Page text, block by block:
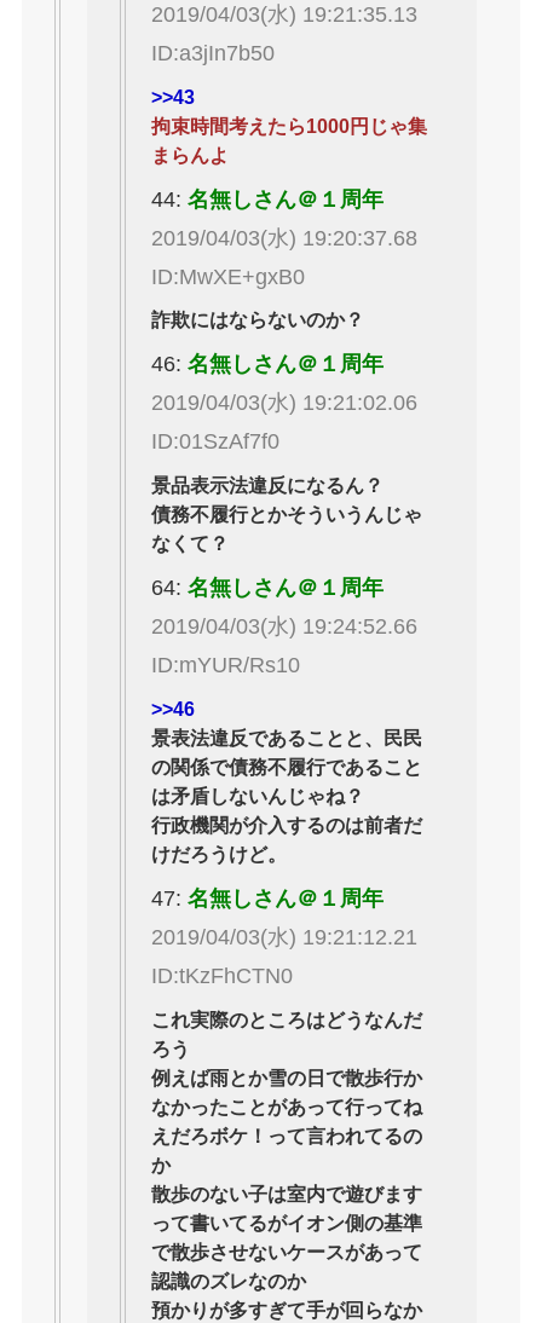
2019/04/03(水) 19:21:35.13
ID:a3jIn7b50
>>43
拘束時間考えたら1000円じゃ集
まらんよ
44:名無しさん＠１周年
2019/04/03(水) 19:20:37.68
ID:MwXE+gxB0
詐欺にはならないのか？
46:名無しさん＠１周年
2019/04/03(水) 19:21:02.06
ID:01SzAf7f0
景品表示法違反になるん？
債務不履行とかそういうんじゃ
なくて？
64:名無しさん＠１周年
2019/04/03(水) 19:24:52.66
ID:mYUR/Rs10
>>46
景表法違反であることと、民民
の関係で債務不履行であること
は矛盾しないんじゃね？
行政機関が介入するのは前者だ
けだろうけど。
47:名無しさん＠１周年
2019/04/03(水) 19:21:12.21
ID:tKzFhCTN0
これ実際のところはどうなんだ
ろう
例えば雨とか雪の日で散歩行か
なかったことがあって行ってね
えだろボケ！って言われてるの
か
散歩のない子は室内で遊びます
って書いてるがイオン側の基準
で散歩させないケースがあって
認識のズレなのか
預かりが多すぎて手が回らなか